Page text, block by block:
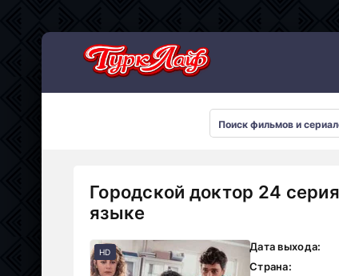
Городской доктор 24
языке
HD Дата выхода:
Страна:
Сериалы 2026